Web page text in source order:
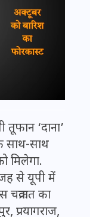
तूफान ‘दाना’
साथ-साथ
मिलेगा.
से यूपी में
का
प्रयागराज,